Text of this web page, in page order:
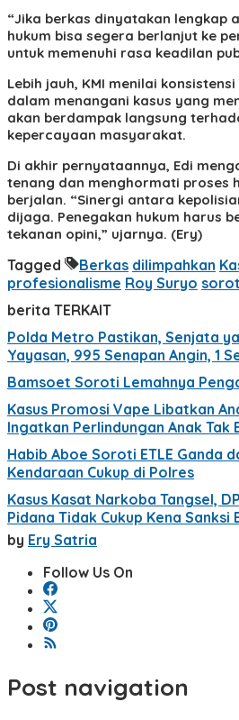
“Jika berkas dinyatakan lengkap
hukum bisa segera berlanjut ke
untuk memenuhi rasa keadilan
Lebih jauh, KMI menilai
dalam menangani kasus yang
akan berdampak langsung
kepercayaan masyarakat.
Di akhir pernyataannya, Edi
tenang dan menghormati proses
berjalan. “Sinergi antara
dijaga. Penegakan hukum harus
tekanan opini,” ujarnya. (Ery)
Tagged Berkas dilimpahkan
profesionalisme Roy Suryo
berita TERKAIT
Polda Metro Pastikan, Senjata
Yayasan, 995 Senapan Angin, 1
Bamsoet Soroti Lemahnya
Kasus Promosi Vape Libatkan
Ingatkan Perlindungan Anak Tak
Habib Aboe Soroti ETLE Ganda
Kendaraan Cukup di Polres
Kasus Kasat Narkoba Tangsel,
Pidana Tidak Cukup Kena Sanksi
by Ery Satria
Follow Us On
Post navigation